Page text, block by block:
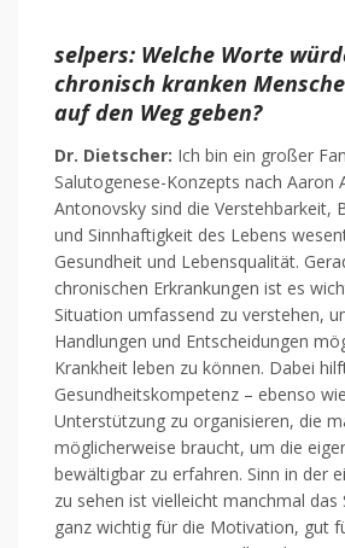
selpers: Welche Worte
chronisch kranken
auf den Weg geben?
Dr. Dietscher: Ich bin ein großer
Salutogenese-Konzepts nach Aaron
Antonovsky sind die Verstehbarkeit,
und Sinnhaftigkeit des Lebens
Gesundheit und Lebensqualität.
chronischen Erkrankungen ist es
Situation umfassend zu verstehen,
Handlungen und Entscheidungen
Krankheit leben zu können. Dabei
Gesundheitskompetenz – ebenso
Unterstützung zu organisieren, die
möglicherweise braucht, um die
bewältigbar zu erfahren. Sinn in der
zu sehen ist vielleicht manchmal das
ganz wichtig für die Motivation, gut